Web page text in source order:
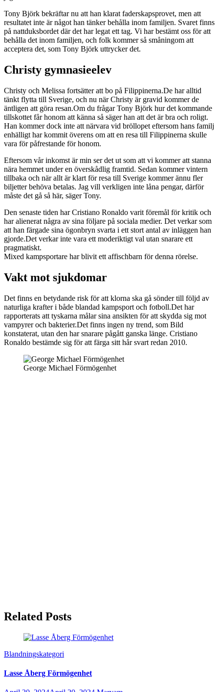
Tony Björk bekräftar nu att han klarat faderskapsprovet, men att
resultatet inte är något han tänker behålla inom familjen. Svaret finns
på nattduksbordet där det har legat ett tag. Vi har bestämt oss för att
behålla det inom familjen, och folk kommer så småningom att
acceptera det, som Tony Björk uttrycker det.
Christy gymnasieelev
Christy och Melissa fortsätter att bo på Filippinerna.De har alltid
tänkt flytta till Sverige, och nu när Christy är gravid kommer de
äntligen att göra resan.Om du frågar Tony Björk hur det kommande
tillskottet får honom att känna så säger han att det är bra och roligt.
Han kommer dock inte att närvara vid bröllopet eftersom hans familj
enhälligt har kommit överens om att en resa till Filippinerna skulle
vara för påfrestande för honom.
Eftersom vår inkomst är min ser det ut som att vi kommer att stanna
nära hemmet under en överskådlig framtid. Sedan kommer vintern
tillbaka och när allt är klart för resa till Sverige kommer ännu fler
biljetter behöva betalas. Jag vill verkligen inte låna pengar, därför
måste det gå så här, säger Tony.
Den senaste tiden har Cristiano Ronaldo varit föremål för kritik och
har alienerat några av sina följare på sociala medier. Det verkar som
att han färgade sina ögonbryn svarta i ett stort antal av inläggen han
gjorde.Det verkar inte vara ett moderiktigt val utan snarare ett
pragmatiskt.
Mixed kampsportare har blivit ett affischbarn för denna rörelse.
Vakt mot sjukdomar
Det finns en betydande risk för att klorna ska gå sönder till följd av
naturliga krafter i både blandad kampsport och fotboll.Det har
rapporterats att tyskarna målar sina ansikten för att skydda sig mot
vampyrer och bakterier.Det finns ingen ny trend, som Bild
konstaterat, utan den har snarare pågått ganska länge. Cristiano
Ronaldo bestämde sig för att färga sitt hår svart redan 2010.
George Michael Förmögenhet
Related Posts
Blandningskategori
Lasse Åberg Förmögenhet